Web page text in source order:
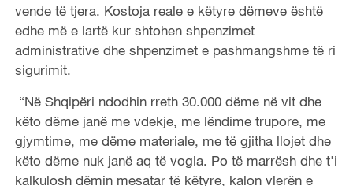
vende të tjera. Kostoja reale e këtyre dëmeve është
edhe më e lartë kur shtohen shpenzimet
administrative dhe shpenzimet e pashmangshme të ri
sigurimit.
“Në Shqipëri ndodhin rreth 30.000 dëme në vit dhe
këto dëme janë me vdekje, me lëndime trupore, me
gjymtime, me dëme materiale, me të gjitha llojet dhe
këto dëme nuk janë aq të vogla. Po të marrësh dhe t'i
kalkulosh dëmin mesatar të këtyre, kalon vlerën e